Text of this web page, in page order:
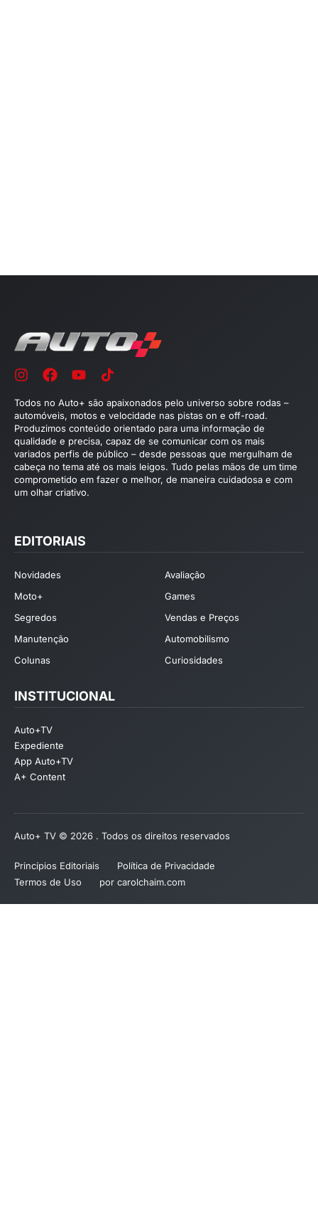
Todos no Auto+ são apaixonados pelo universo sobre rodas –
automóveis, motos e velocidade nas pistas on e off-road.
Produzimos conteúdo orientado para uma informação de
qualidade e precisa, capaz de se comunicar com os mais
variados perfis de público – desde pessoas que mergulham de
cabeça no tema até os mais leigos. Tudo pelas mãos de um time
comprometido em fazer o melhor, de maneira cuidadosa e com
um olhar criativo.
EDITORIAIS
Novidades
Avaliação
Moto+
Games
Segredos
Vendas e Preços
Manutenção
Automobilismo
Colunas
Curiosidades
INSTITUCIONAL
Auto+TV
Expediente
App Auto+TV
A+ Content
Auto+ TV © 2026 . Todos os direitos reservados
Princípios Editoriais
Política de Privacidade
Termos de Uso
por carolchaim.com